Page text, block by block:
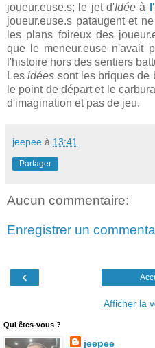
joueur.euse.s; le jet d'Idée à
joueur.euse.s pataugent et
les plans foireux des
que le meneur.euse n'avait
l'histoire hors des sentiers
Lesidées sont les briques de
le point de départ et le
d'imagination et pas de jeu.
jeepee à 13:41
Partager
Aucun commentaire:
Enregistrer un
‹
Afficher la
Qui êtes-vous ?
jeepee